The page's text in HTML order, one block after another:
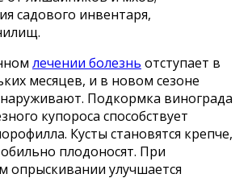
садового инвентаря,
лечении болезнь отступает в
месяцев, и в новом сезоне
Подкормка винограда
купороса способствует
Кусты становятся крепче,
плодоносят. При
опрыскивании улучшается